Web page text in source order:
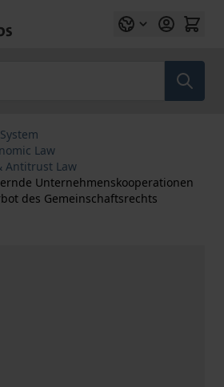
Law
Antitrust Law
Unternehmenskooperationen
des Gemeinschaftsrechts